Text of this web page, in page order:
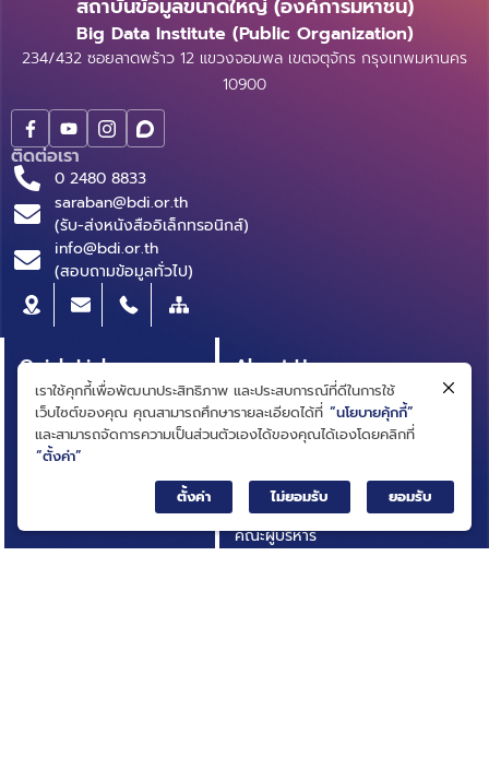
สถาบันข้อมูลขนาดใหญ่ (องค์การมหาชน)
Big Data Institute (Public Organization)
234/432 ซอยลาดพร้าว 12 แขวงจอมพล เขตจตุจักร กรุงเทพมหานคร
10900
ติดต่อเรา
0 2480 8833
saraban@bdi.or.th
(รับ-ส่งหนังสืออิเล็กทรอนิกส์)
info@bdi.or.th
(สอบถามข้อมูลทั่วไป)
Quick Link
หลักสูตรผู้บริหาร
สารบัญบัญชีธุรกิจ
(BRIDGE)
ประกาศการจัดซื้อจัดจ้าง
About Us
ความเป็นมา
วิสัยทัศน์ ภารกิจ
คณะกรรมการ
คณะผู้บริหาร
เราใช้คุกกี้เพื่อพัฒนาประสิทธิภาพ และประสบการณ์ที่ดีในการใช้
เว็บไซต์ของคุณ คุณสามารถศึกษารายละเอียดได้ที่ “นโยบายคุ้กกี้”
และสามารถจัดการความเป็นส่วนตัวเองได้ของคุณได้เองโดยคลิกที่
“ตั้งค่า”
ตั้งค่า
ไม่ยอมรับ ยอมรับ